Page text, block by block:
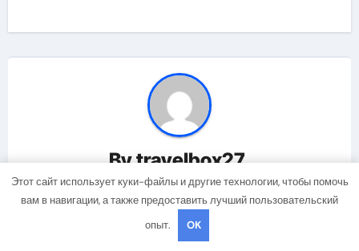
Bytravelbox27_
Этот сайт использует куки-файлы и другие технологии, чтобы помочь
вам в навигации, а также предоставить лучший пользовательский
опыт.
OK